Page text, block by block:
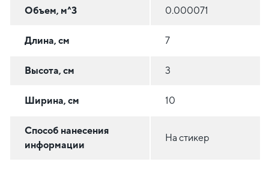
Объем, м^3 0.000071
Длина, см 7
Высота, см 3
Ширина, см 10
Способ нанесения
информации
На стикер